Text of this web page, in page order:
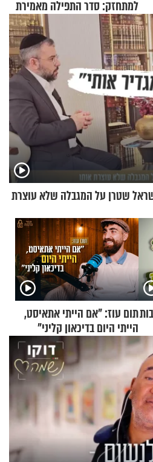
למתחזק: סדר התפילה מאמירת
הקורבנות ועד קריאת שמע
שטרן על המגבלה שלא עוצרת
תום עוז: "אם הייתי אתאיסט,
הייתי היום בדיכאון קליני"